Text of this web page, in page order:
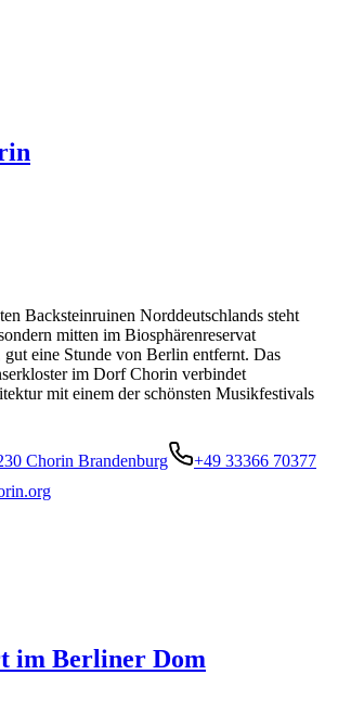
Backsteinruinen Norddeutschlands steht
mitten im Biosphärenreservat
eine Stunde von Berlin entfernt. Das
im Dorf Chorin verbindet
mit einem der schönsten Musikfestivals
Chorin Brandenburg
+49 33366 70377
im Berliner Dom